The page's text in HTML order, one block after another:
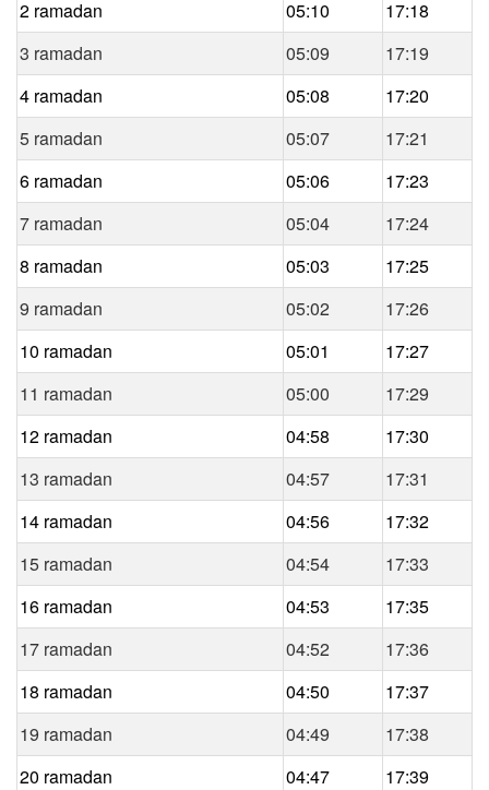
2 ramadan 05:10
17:18
3 ramadan
05:09
17:19
4 ramadan
05:08
17:20
5 ramadan
05:07
17:21
6 ramadan
05:06
17:23
7 ramadan
05:04
17:24
8 ramadan
05:03
17:25
9 ramadan
05:02
17:26
10 ramadan
05:01
17:27
11 ramadan
05:00
17:29
12 ramadan
04:58
17:30
13 ramadan
04:57
17:31
14 ramadan
04:56
17:32
15 ramadan
04:54
17:33
16 ramadan
04:53
17:35
17 ramadan
04:52
17:36
18 ramadan
04:50
17:37
19 ramadan
04:49
17:38
20 ramadan
04:47
17:39